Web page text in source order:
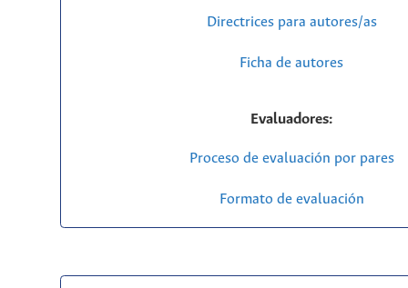
Directrices para autores/as
Ficha de autores
Evaluadores:
Proceso de evaluación por pares
Formato de evaluación